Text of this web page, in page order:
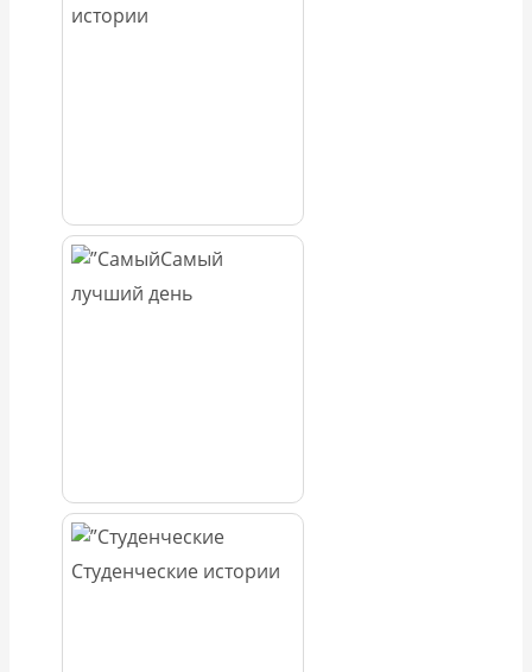
истории
Самый
лучший день
Студенческие истории